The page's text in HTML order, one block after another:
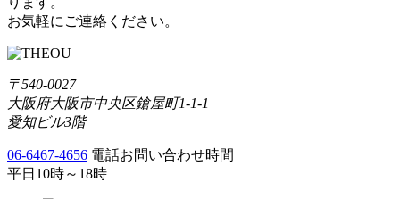
お気軽にご連絡ください。
〒540-0027
大阪府大阪市中央区鎗屋町1-1-1
愛知ビル3階
06-6467-4656 電話お問い合わせ時間
平日10時～18時